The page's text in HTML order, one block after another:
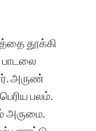
தூக்கி
பாடலை
அருண்
பலம்.
அருமை.